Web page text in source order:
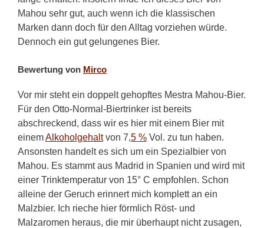
Mahou sehr gut, auch wenn ich die klassischen
Marken dann doch für den Alltag vorziehen würde.
Dennoch ein gut gelungenes Bier.
Bewertung von Mirco
Vor mir steht ein doppelt gehopftes Mestra Mahou-Bier.
Für den Otto-Normal-Biertrinker ist bereits
abschreckend, dass wir es hier mit einem Bier mit
einemAlkoholgehaltvon 7,5 % Vol. zu tun haben.
Ansonsten handelt es sich um ein Spezialbier von
Mahou. Es stammt aus Madrid in Spanien und wird mit
einer Trinktemperatur von 15° C empfohlen. Schon
alleine der Geruch erinnert mich komplett an ein
Malzbier. Ich rieche hier förmlich Röst- und
Malzaromen heraus, die mir überhaupt nicht zusagen,